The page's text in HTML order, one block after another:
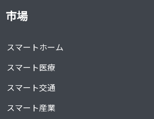
市場
スマートホーム
スマート医療
スマート交通
スマート産業